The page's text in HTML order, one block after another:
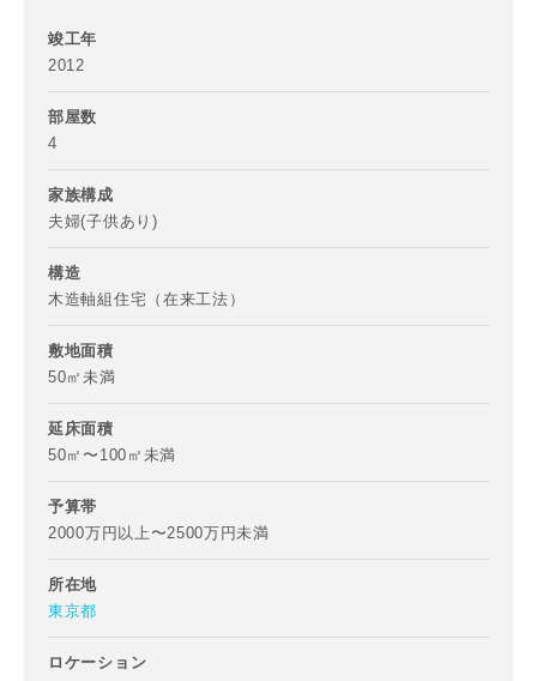
竣工年
2012
部屋数
4
家族構成
夫婦(子供あり)
構造
木造軸組住宅（在来工法）
敷地面積
50㎡未満
延床面積
50㎡〜100㎡未満
予算帯
2000万円以上〜2500万円未満
所在地
東京都
ロケーション
ご住所
郵便番号
都道府県
町名
番地、建物名